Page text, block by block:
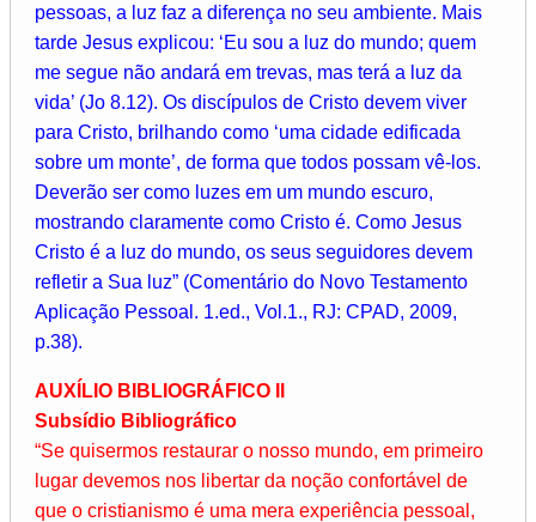
pessoas, a luz faz a diferença no seu ambiente. Mais
tarde Jesus explicou: ‘Eu sou a luz do mundo; quem
me segue não andará em trevas, mas terá a luz da
vida’ (Jo 8.12). Os discípulos de Cristo devem viver
para Cristo, brilhando como ‘uma cidade edificada
sobre um monte’, de forma que todos possam vê-los.
Deverão ser como luzes em um mundo escuro,
mostrando claramente como Cristo é. Como Jesus
Cristo é a luz do mundo, os seus seguidores devem
refletir a Sua luz” (Comentário do Novo Testamento
Aplicação Pessoal. 1.ed., Vol.1., RJ: CPAD, 2009,
p.38).
AUXÍLIO BIBLIOGRÁFICO II
Subsídio Bibliográfico
“Se quisermos restaurar o nosso mundo, em primeiro
lugar devemos nos libertar da noção confortável de
que o cristianismo é uma mera experiência pessoal,